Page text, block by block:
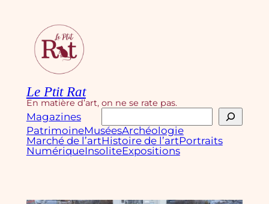
contenu
Le Ptit Rat
En matière d’art, on ne se rate pas.
Magazines
Rechercher
PatrimoineMuséesArchéologie
Marché de l’artHistoire de l’artPortraits
NumériqueInsoliteExpositions